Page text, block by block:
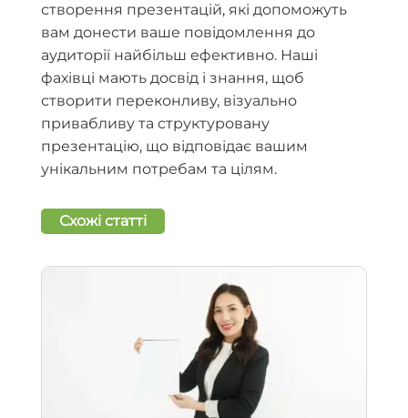
створення презентацій, які допоможуть
вам донести ваше повідомлення до
аудиторії найбільш ефективно. Наші
фахівці мають досвід і знання, щоб
створити переконливу, візуально
привабливу та структуровану
презентацію, що відповідає вашим
унікальним потребам та цілям.
Схожі статті